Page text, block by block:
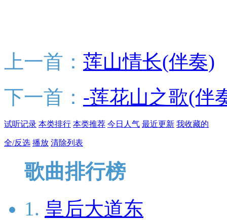
上一首： 莲山情长(伴奏)
下一首： -莲花山之歌(伴
试听记录 本类排行 本类推荐 今日人气 最近更新 我收藏的
全/反选 播放 清除列表
歌曲排行榜
1. 皇后大道东